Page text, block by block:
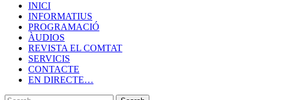
INICI
INFORMATIUS
PROGRAMACIÓ
ÀUDIOS
REVISTA EL COMTAT
SERVICIS
CONTACTE
EN DIRECTE…